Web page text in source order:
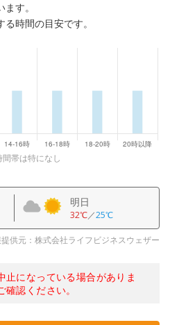
す。
時間の目安です。
帯は特になし
明日
32℃／25℃
供元：株式会社ライフビジネスウェザー
になっている場合がありま
認ください。